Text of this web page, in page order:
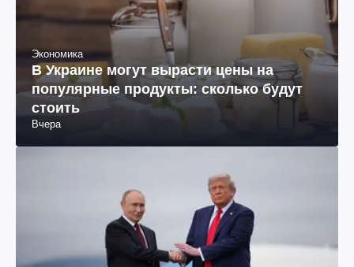
Экономика
В Украине могут вырасти цены на
популярные продукты: сколько будут
стоить
Вчера